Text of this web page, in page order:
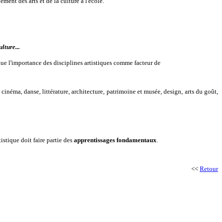
l'importance des disciplines artistiques comme facteur de
danse, littérature, architecture, patrimoine et musée, design, arts du goût,
doit faire partie des apprentissages fondamentaux
<< Retour